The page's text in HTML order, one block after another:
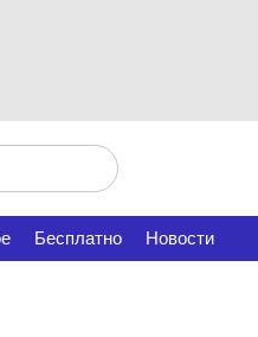
Бесплатно Новости